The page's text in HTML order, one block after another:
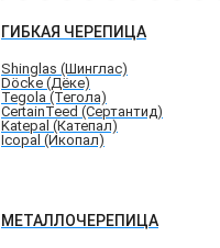
ГИБКАЯ ЧЕРЕПИЦА
Shinglas (Шинглас)
Döcke (Дёке)
Tegola (Тегола)
CertainTeed (Сертантид)
Katepal (Катепал)
Icopal (Икопал)
МЕТАЛЛОЧЕРЕПИЦА